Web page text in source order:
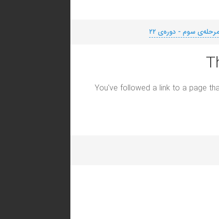
سوم - دوره‌ی ۲۲
You've followed a link to a page